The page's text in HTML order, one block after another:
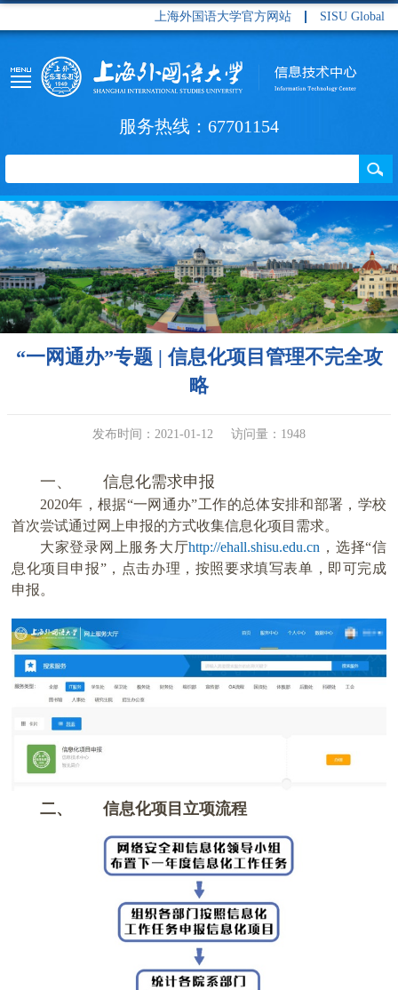
上海外国语大学官方网站 SISU Global
服务热线：67701154
“一网通办”专题 | 信息化项目管理不完全攻
略
发布时间：2021-01-12 访问量： 1948
一、 信息化需求申报
2020年，根据“一网通办”工作的总体安排和部署，学校
首次尝试通过网上申报的方式收集信息化项目需求。
大家登录网上服务大厅http://ehall.shisu.edu.cn ，选择“信
息化项目申报”，点击办理，按照要求填写表单，即可完成
申报。
二、 信息化项目立项流程